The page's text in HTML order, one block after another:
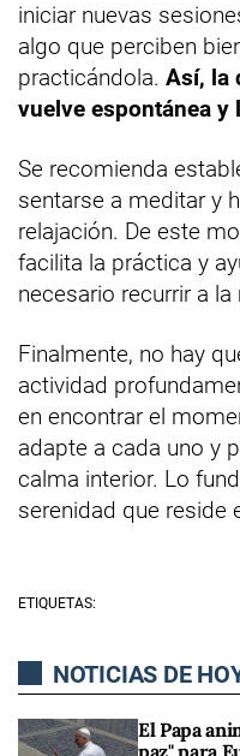
iniciar nuevas
algo que perciben
practicándola. Así, la
vuelve espontánea
Se recomienda
sentarse a meditar y
relajación. De este
facilita la práctica y
necesario recurrir a
Finalmente, no hay
actividad
en encontrar el
adapte a cada uno y
calma interior. Lo
serenidad que reside
ETIQUETAS:
NOTICIAS DE
El Papa